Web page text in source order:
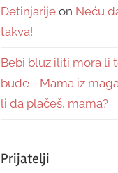
Detinjarije on Neću
takva!
Bebi bluz iliti mora li
bude - Mama iz
li da plačeš, mama?
Prijatelji